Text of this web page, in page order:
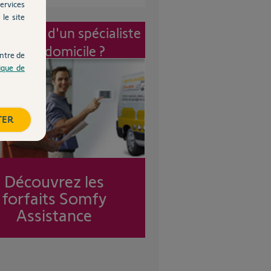
d'un spécialiste
à mon domicile ?
Découvrez les
forfaits Somfy
Assistance
le site
de
de